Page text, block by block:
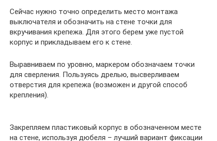
Сейчас нужно точно определить место монтажа
выключателя и обозначить на стене точки для
вкручивания крепежа. Для этого берем уже пустой
корпус и прикладываем его к стене.
Выравниваем по уровню, маркером обозначаем точки
для сверления. Пользуясь дрелью, высверливаем
отверстия для крепежа (возможен и другой способ
крепления).
Закрепляем пластиковый корпус в обозначенном месте
на стене, используя дюбеля – лучший вариант фиксации